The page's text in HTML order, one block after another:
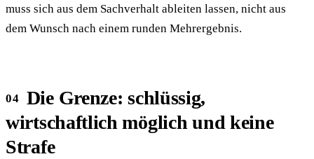
muss sich aus dem Sachverhalt ableiten lassen, nicht aus
dem Wunsch nach einem runden Mehrergebnis.
Die Grenze: schlüssig,
wirtschaftlich möglich und keine
Strafe